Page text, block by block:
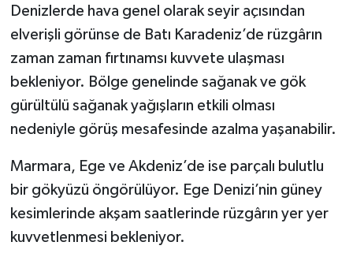
Denizlerde hava genel olarak seyir açısından
elverişli görünse de Batı Karadeniz’de rüzgârın
zaman zaman fırtınamsı kuvvete ulaşması
bekleniyor. Bölge genelinde sağanak ve gök
gürültülü sağanak yağışların etkili olması
nedeniyle görüş mesafesinde azalma yaşanabilir.
Marmara, Ege ve Akdeniz’de ise parçalı bulutlu
bir gökyüzü öngörülüyor. Ege Denizi’nin güney
kesimlerinde akşam saatlerinde rüzgârın yer yer
kuvvetlenmesi bekleniyor.